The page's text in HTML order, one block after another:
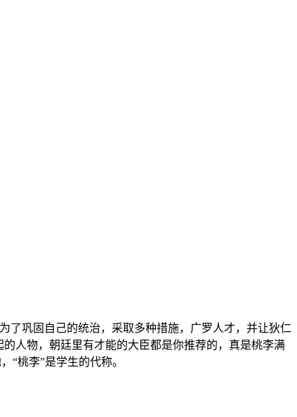
了巩固自己的统治，采取多种措施，广罗人才，并让狄仁
人物，朝廷里有才能的大臣都是你推荐的，真是桃李满
“桃李”是学生的代称。